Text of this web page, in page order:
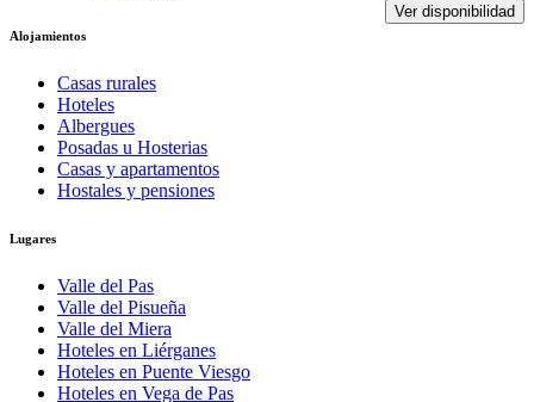
Ver disponibilidad
Alojamientos
Casas rurales
Hoteles
Albergues
Posadas u Hosterias
Casas y apartamentos
Hostales y pensiones
Lugares
Valle del Pas
Valle del Pisueña
Valle del Miera
Hoteles en Liérganes
Hoteles en Puente Viesgo
Hoteles en Vega de Pas